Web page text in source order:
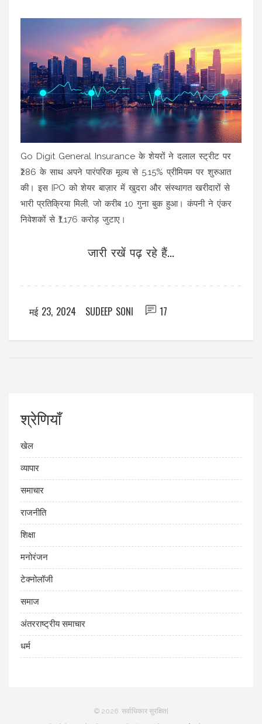
Go Digit General Insurance के शेयरों ने दलाल स्ट्रीट पर
₹286 के साथ अपने पारंपरिक मूल्य से 5.15% प्रीमियम पर शुरुआत
की। इस IPO को शेयर बाज़ार में खुदरा और संस्थागत खरीदारों से
भारी प्रतिक्रिया मिली, जो करीब 10 गुना बुक हुआ। कंपनी ने एंकर
निवेशकों से ₹1,176 करोड़ जुटाए।
जारी रखें पढ़ रहे हैं...
मई 23, 2024 SUDEEP SONI 17
श्रेणियाँ
खेल
व्यापार
समाचार
राजनीति
शिक्षा
मनोरंजन
टेक्नोलॉजी
समाज
अंतरराष्ट्रीय समाचार
धर्म
© 2026. सर्वाधिकार सुरक्षित|